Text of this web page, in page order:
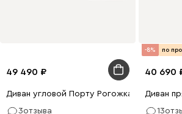
49 490
Диван угловой Порту Рогожка Бирюзовый
3отзыва
-8% по
40 690
Диван
13